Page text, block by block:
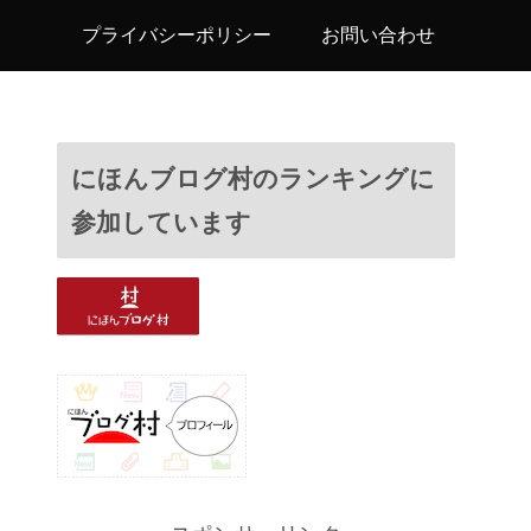
プライバシーポリシー お問い合わせ
にほんブログ村のランキングに
参加しています